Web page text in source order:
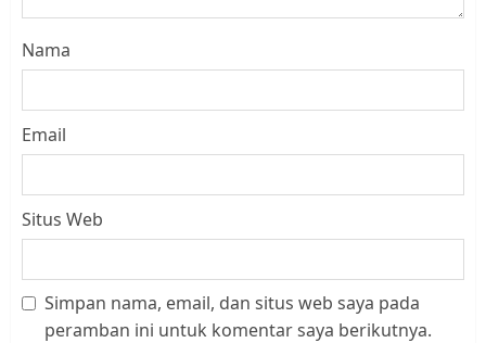
Nama
Email
Situs Web
Simpan nama, email, dan situs web saya pada
peramban ini untuk komentar saya berikutnya.
Datangi Pemko Batam, Warga